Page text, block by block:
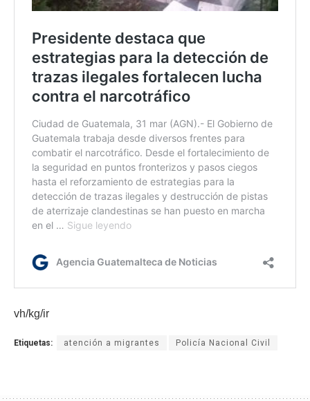
vh/kg/ir
Etiquetas: atención a migrantes Policía Nacional Civil